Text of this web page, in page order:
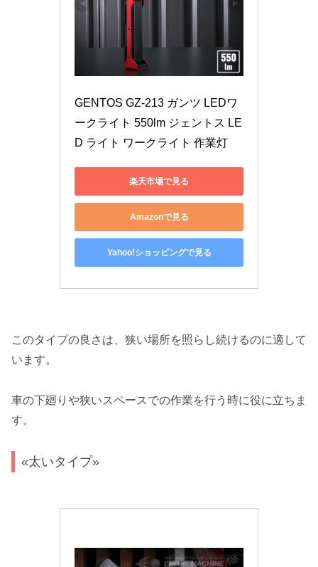
GENTOS GZ-213 ガンツ LEDワ
ークライト 550lm ジェントス LE
D ライト ワークライト 作業灯
楽天市場で見る
Amazonで見る
Yahoo!ショッピングで見る
このタイプの良さは、狭い場所を照らし続けるのに適して
います。
車の下廻りや狭いスペースでの作業を行う時に役に立ちま
す。
«太いタイプ»